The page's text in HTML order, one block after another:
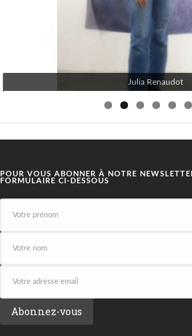
Julia Renaudot
POUR VOUS ABONNER À NOTRE
FORMULAIRE CI-DESSOUS